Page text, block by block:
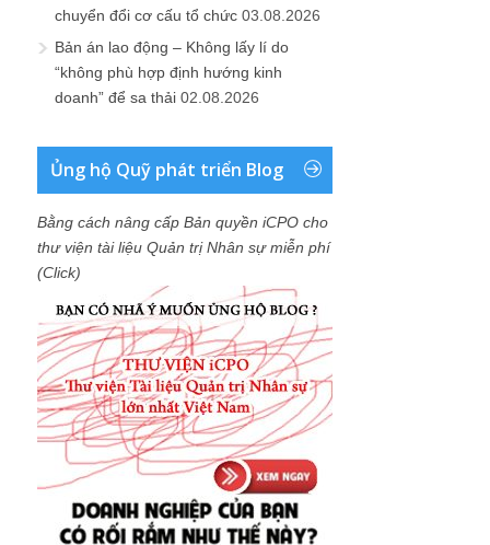
chuyển đổi cơ cấu tổ chức 03.08.2026
Bản án lao động – Không lấy lí do
“không phù hợp định hướng kinh
doanh” để sa thải 02.08.2026
Ủng hộ Quỹ phát triển Blog
Bằng cách nâng cấp Bản quyền iCPO cho
thư viện tài liệu Quản trị Nhân sự miễn phí
(Click)